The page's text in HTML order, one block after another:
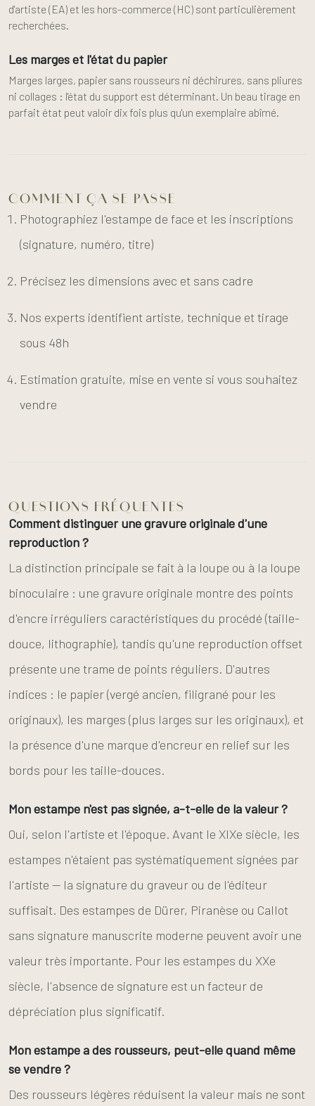
d'artiste (EA) et les hors-commerce (HC) sont particulièrement
recherchées.
Les marges et l'état du papier
Marges larges, papier sans rousseurs ni déchirures, sans pliures
ni collages : l'état du support est déterminant. Un beau tirage en
parfait état peut valoir dix fois plus qu'un exemplaire abîmé.
COMMENT ÇA SE PASSE
Photographiez l'estampe de face et les inscriptions
(signature, numéro, titre)
Précisez les dimensions avec et sans cadre
Nos experts identifient artiste, technique et tirage
sous 48h
Estimation gratuite, mise en vente si vous souhaitez
vendre
QUESTIONS FRÉQUENTES
Comment distinguer une gravure originale d'une
reproduction ?
La distinction principale se fait à la loupe ou à la loupe
binoculaire : une gravure originale montre des points
d'encre irréguliers caractéristiques du procédé (taille-
douce, lithographie), tandis qu'une reproduction offset
présente une trame de points réguliers. D'autres
indices : le papier (vergé ancien, filigrané pour les
originaux), les marges (plus larges sur les originaux), et
la présence d'une marque d'encreur en relief sur les
bords pour les taille-douces.
Mon estampe n'est pas signée, a-t-elle de la valeur ?
Oui, selon l'artiste et l'époque. Avant le XIXe siècle, les
estampes n'étaient pas systématiquement signées par
l'artiste — la signature du graveur ou de l'éditeur
suffisait. Des estampes de Dürer, Piranèse ou Callot
sans signature manuscrite moderne peuvent avoir une
valeur très importante. Pour les estampes du XXe
siècle, l'absence de signature est un facteur de
dépréciation plus significatif.
Mon estampe a des rousseurs, peut-elle quand même
se vendre ?
Des rousseurs légères réduisent la valeur mais ne sont